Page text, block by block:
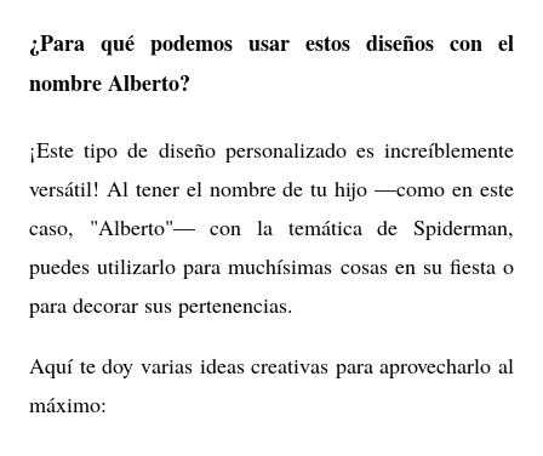
¿Para qué podemos usar estos diseños con el
nombre Alberto?
¡Este tipo de diseño personalizado es increíblemente
versátil! Al tener el nombre de tu hijo —como en este
caso, "Alberto"— con la temática de Spiderman,
puedes utilizarlo para muchísimas cosas en su fiesta o
para decorar sus pertenencias.
Aquí te doy varias ideas creativas para aprovecharlo al
máximo: